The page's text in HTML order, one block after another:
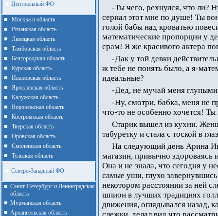
Центральный ФО
Москва и область
Рязанская область
Липецкая область
Тамбовская область
Белгородская область
Курская область
Ивановская область
Ярославская область
Калужская область
Воронежская область
Костромская область
Тверская область
Оровская область
Смоленская область
Тульская область
Северо-Западный ФО
Санкт-Петербург и Ленинградская
область
Мурманская область
Архангельская область
-Ты чего, рехнулся, что ли?
сериал этот мне по душе! Ты
голой бабы над кроватью
математические пропорции у
срам! Я же красивого актера
-Дак у той девки
ж тебе не понять было, а я-
идеальные?
-Дед, не мучай меня
-Ну, смотри, бабка, меня не
что-то не особенно хочется!
Старик вышел из кухни.
табуретку и стала с тоской в
На следующий день Арина
магазин, привычно здороваясь
Она и не знала, что сегодня у
самые уши, глухо
некотором расстоянии за ней
шпион в лучших традициях
движения, оглядывался назад,